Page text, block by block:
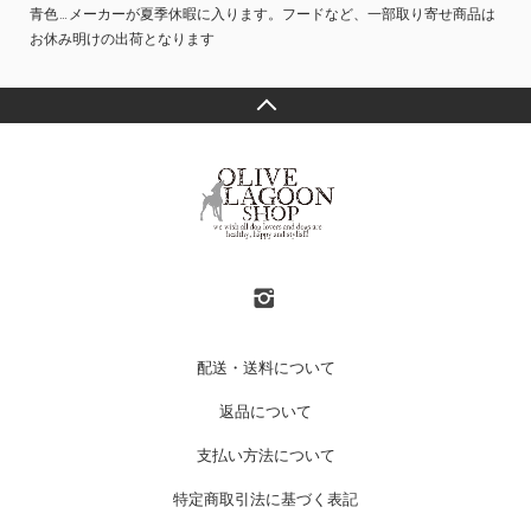
青色…メーカーが夏季休暇に入ります。フードなど、一部取り寄せ商品は
お休み明けの出荷となります
配送・送料について
返品について
支払い方法について
特定商取引法に基づく表記